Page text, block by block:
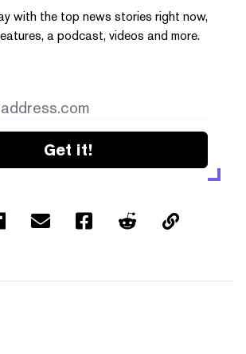
with the top news stories right now,
a podcast, videos and more.
Get it!